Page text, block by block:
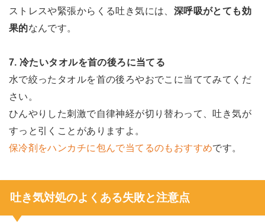
ストレスや緊張からくる吐き気には、 深呼吸がとても効
果的なんです。
7. 冷たいタオルを首の後ろに当てる
水で絞ったタオルを首の後ろやおでこに当ててみてくだ
さい。
ひんやりした刺激で自律神経が切り替わって、吐き気が
すっと引くことがありますよ。
保冷剤をハンカチに包んで当てるのもおすすめです。
吐き気対処のよくある失敗と注意点